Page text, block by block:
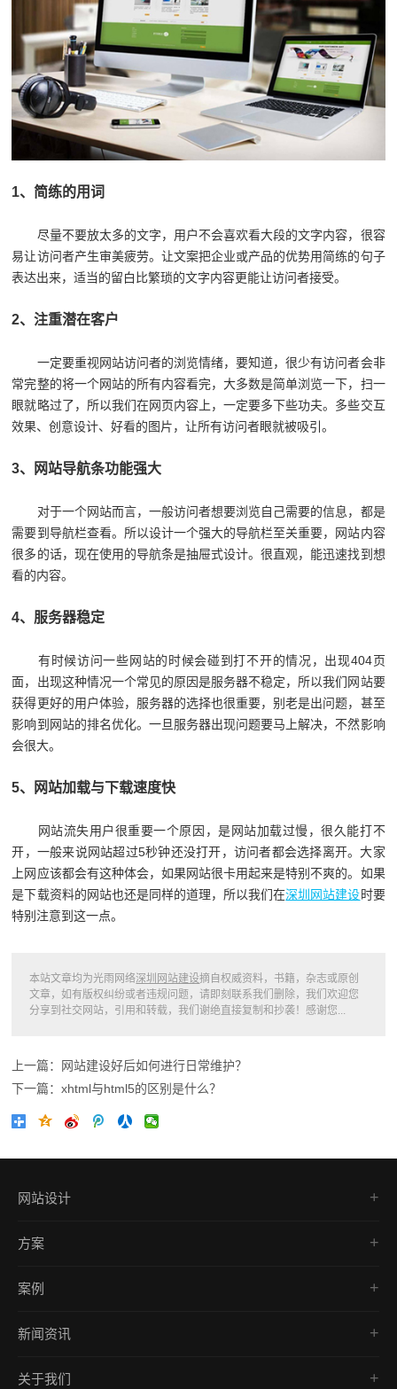
1、简练的用词
尽量不要放太多的文字，用户不会喜欢看大段的文字内容，很容
易让访问者产生审美疲劳。让文案把企业或产品的优势用简练的句子
表达出来，适当的留白比繁琐的文字内容更能让访问者接受。
2、注重潜在客户
一定要重视网站访问者的浏览情绪，要知道，很少有访问者会非
常完整的将一个网站的所有内容看完，大多数是简单浏览一下，扫一
眼就略过了，所以我们在网页内容上，一定要多下些功夫。多些交互
效果、创意设计、好看的图片，让所有访问者眼就被吸引。
3、网站导航条功能强大
对于一个网站而言，一般访问者想要浏览自己需要的信息，都是
需要到导航栏查看。所以设计一个强大的导航栏至关重要，网站内容
很多的话，现在使用的导航条是抽屉式设计。很直观，能迅速找到想
看的内容。
4、服务器稳定
有时候访问一些网站的时候会碰到打不开的情况，出现404页
面，出现这种情况一个常见的原因是服务器不稳定，所以我们网站要
获得更好的用户体验，服务器的选择也很重要，别老是出问题，甚至
影响到网站的排名优化。一旦服务器出现问题要马上解决，不然影响
会很大。
5、网站加载与下载速度快
网站流失用户很重要一个原因，是网站加载过慢，很久能打不
开，一般来说网站超过5秒钟还没打开，访问者都会选择离开。大家
上网应该都会有这种体会，如果网站很卡用起来是特别不爽的。如果
是下载资料的网站也还是同样的道理，所以我们在深圳网站建设时要
特别注意到这一点。
本站文章均为光雨网络深圳网站建设摘自权威资料，书籍，杂志或原创
文章，如有版权纠纷或者违规问题，请即刻联系我们删除，我们欢迎您
分享到社交网站，引用和转载，我们谢绝直接复制和抄袭！感谢您...
上一篇：网站建设好后如何进行日常维护？
下一篇：xhtml与html5的区别是什么？
网站设计
网上商城建设
移动端网站建设
方案
外贸网站
案例
商城网站
新闻资讯
关于我们